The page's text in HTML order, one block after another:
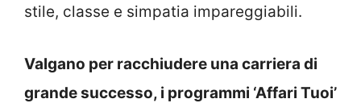
stile, classe e simpatia impareggiabili.
Valgano per racchiudere una carriera di
grande successo, i programmi ‘Affari Tuoi’